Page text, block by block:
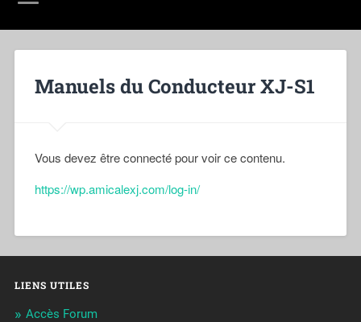
Manuels du Conducteur XJ-S1
Vous devez être connecté pour voir ce contenu.
https://wp.amicalexj.com/log-in/
LIENS UTILES
Accès Forum